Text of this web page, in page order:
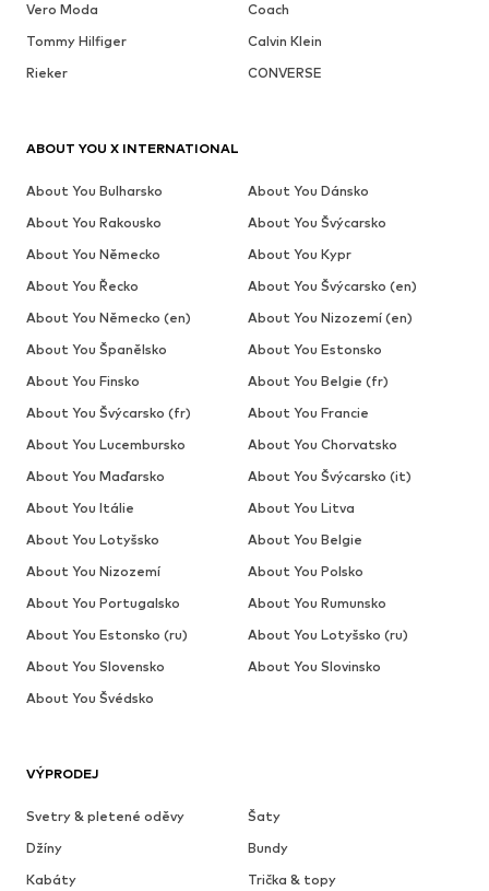
Vero Moda
Coach
Tommy Hilfiger
Calvin Klein
Rieker
CONVERSE
VÝPRODEJ
Svetry & pletené oděvy
Šaty
Džíny
Bundy
Kabáty
Trička & topy
ABOUT YOU X INTERNATIONAL
About You Bulharsko
About You Dánsko
About You Rakousko
About You Švýcarsko
About You Německo
About You Kypr
About You Řecko
About You Švýcarsko (en)
About You Německo (en)
About You Nizozemí (en)
About You Španělsko
About You Estonsko
About You Finsko
About You Belgie (fr)
About You Švýcarsko (fr)
About You Francie
About You Lucembursko
About You Chorvatsko
About You Maďarsko
About You Švýcarsko (it)
About You Itálie
About You Litva
About You Lotyšsko
About You Belgie
About You Nizozemí
About You Polsko
About You Portugalsko
About You Rumunsko
About You Estonsko (ru)
About You Lotyšsko (ru)
About You Slovensko
About You Slovinsko
About You Švédsko